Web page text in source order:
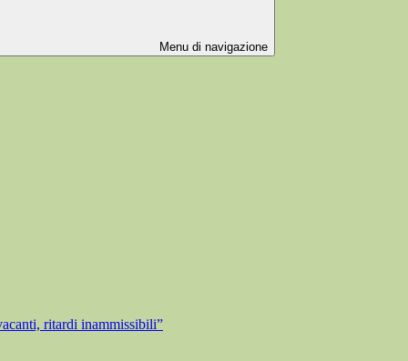
Menu di navigazione
ritardi inammissibili”